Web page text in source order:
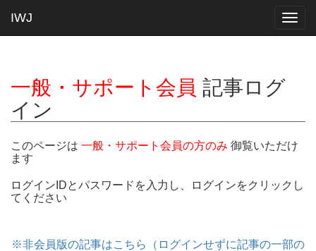
IWJ
一般・サポート会員 記事ログ
イン
このページは 一般・サポート会員の方のみ 御覧いただけ
ます
ログインIDとパスワードを入力し、ログインをクリックし
てください
※非会員版の記事はこちら（ログインせずに記事の一部の